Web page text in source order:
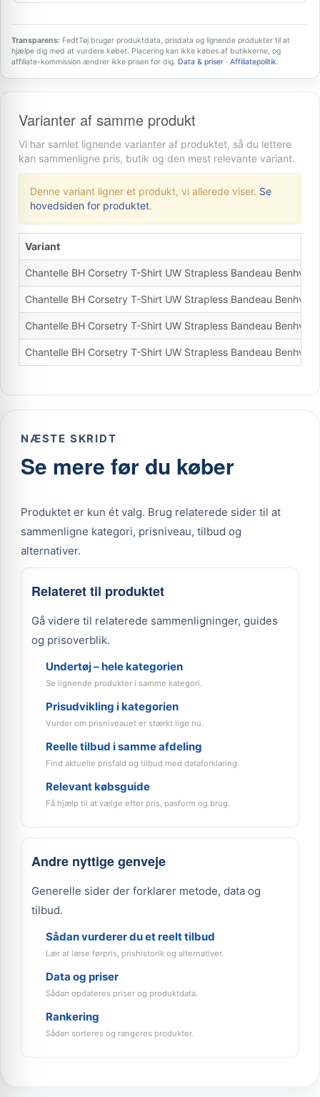
Transparens: FedtTøj bruger produktdata, prisdata og lignende produkter til at
hjælpe dig med at vurdere købet. Placering kan ikke købes af butikkerne, og
affiliate-kommission ændrer ikke prisen for dig. Data & priser · Affiliatepolitik.
Varianter af samme produkt
Vi har samlet lignende varianter af produktet, så du lettere
kan sammenligne pris, butik og den mest relevante variant.
Denne variant ligner et produkt, vi allerede viser. Se
hovedsiden for produktet.
Variant
Chantelle BH Corsetry T-Shirt UW Strapless Bandeau Benhvid
Chantelle BH Corsetry T-Shirt UW Strapless Bandeau Benhvid
Chantelle BH Corsetry T-Shirt UW Strapless Bandeau Benhvid
Chantelle BH Corsetry T-Shirt UW Strapless Bandeau Benhvid
NÆSTE SKRIDT
Se mere før du køber
Produktet er kun ét valg. Brug relaterede sider til at
sammenligne kategori, prisniveau, tilbud og
alternativer.
Relateret til produktet
Gå videre til relaterede sammenligninger, guides
og prisoverblik.
Undertøj – hele kategorien
Se lignende produkter i samme kategori.
Prisudvikling i kategorien
Vurder om prisniveauet er stærkt lige nu.
Reelle tilbud i samme afdeling
Find aktuelle prisfald og tilbud med dataforklaring.
Relevant købsguide
Få hjælp til at vælge efter pris, pasform og brug.
Andre nyttige genveje
Generelle sider der forklarer metode, data og
tilbud.
Sådan vurderer du et reelt tilbud
Lær at læse førpris, prishistorik og alternativer.
Data og priser
Sådan opdateres priser og produktdata.
Rankering
Sådan sorteres og rangeres produkter.